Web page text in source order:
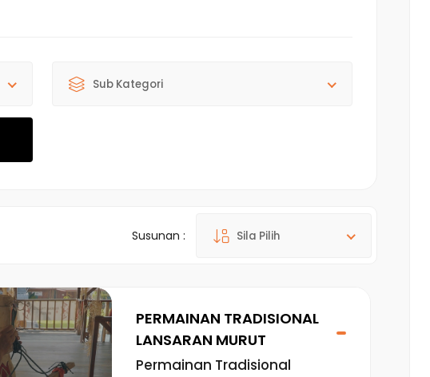
Sub Kategori
Susunan : Sila Pilih
PERMAINAN TRADISIONAL
LANSARAN MURUT
Permainan Tradisional